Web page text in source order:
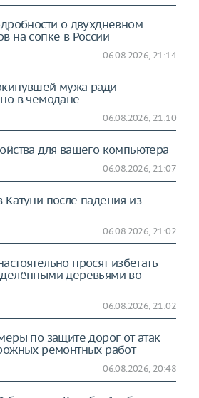
о двухдневном
на сопке в России
06.08.2026, 21:14
мужа ради
в чемодане
06.08.2026, 21:10
для вашего компьютера
06.08.2026, 21:07
после падения из
06.08.2026, 21:02
просят избегать
деревьями во
06.08.2026, 21:02
по защите дорог от атак
ремонтных работ
06.08.2026, 20:48